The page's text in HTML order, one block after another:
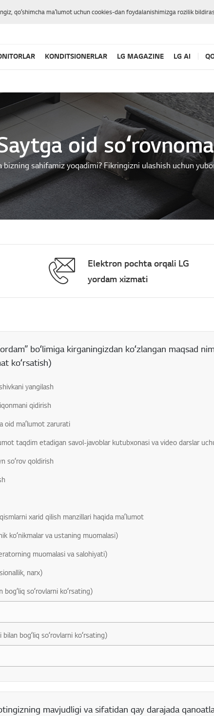
qoʻshimcha maʼlumot uchun cookies-dan foydalanishimizga rozilik
KONDITSIONERLAR LG MAGAZINE LG AI
oid soʻrovnoma
bizning sahifamiz yoqadimi? Fikringizni ulashish uchun
Elektron pochta orqali LG
yordam xizmati
maydon
boʻlimiga kirganingizdan koʻzlangan maqsad
koʻrsatish)
yangilash
qidirish
oid maʼlumot zarurati
taqdim etadigan savol-javoblar kutubxonasi va video darslar
soʻrov qoldirish
xarid qilish manzillari haqida maʼlumot
koʻnikmalar va ustaning muomalasi)
muomalasi va salohiyati)
narx)
soʻrovlarni koʻrsating)
bogʻliq soʻrovlarni koʻrsating)
maydon
mavjudligi va sifatidan qay darajada